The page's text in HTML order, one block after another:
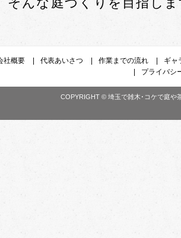
社概要 代表あいさつ 作業までの流れ
ギャ
プライバシ
COPYRIGHT © 埼玉で雑木･コケで庭や